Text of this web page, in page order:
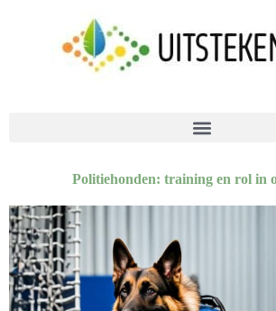
Politiehonden: training en rol in